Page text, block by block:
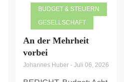
BUDGET & STEUERN
GESELLSCHAFT
An der Mehrheit
vorbei
Johannes Huber - Juli 06, 2026